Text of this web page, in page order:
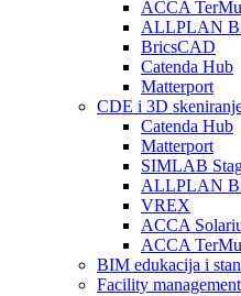
ACCA
ALLPLAN
BricsCAD
Catenda Hub
Matterport
CDE i 3D
Catenda Hub
Matterport
SIMLAB
ALLPLAN
VREX
ACCA
ACCA
BIM edukacija i
Facility management